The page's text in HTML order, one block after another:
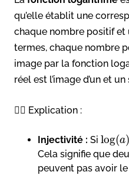
qu’elle établit une
chaque nombre positif et
termes, chaque nombre
image par la fonction
réel est l’image d’un et
👉🏻 Explication :
Injectivité : Si log(a)
Cela signifie que
peuvent pas avoir